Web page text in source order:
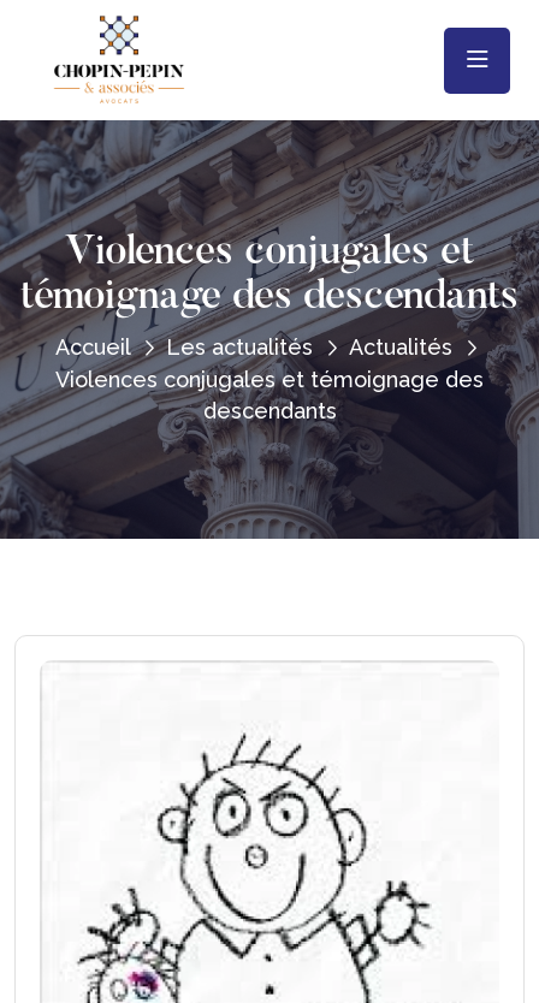
Violences conjugales et
témoignage des descendants
Accueil Les actualités
Actualités
Violences conjugales et témoignage des
descendants